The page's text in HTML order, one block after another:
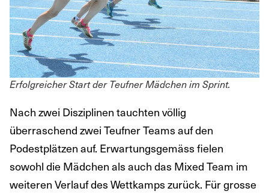
Erfolgreicher Start der Teufner Mädchen im Sprint.
Nach zwei Disziplinen tauchten völlig
überraschend zwei Teufner Teams auf den
Podestplätzen auf. Erwartungsgemäss fielen
sowohl die Mädchen als auch das Mixed Team im
weiteren Verlauf des Wettkamps zurück. Für grosse